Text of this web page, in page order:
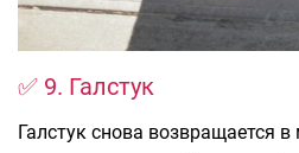
✅ 9. Галстук
Галстук снова возвращается